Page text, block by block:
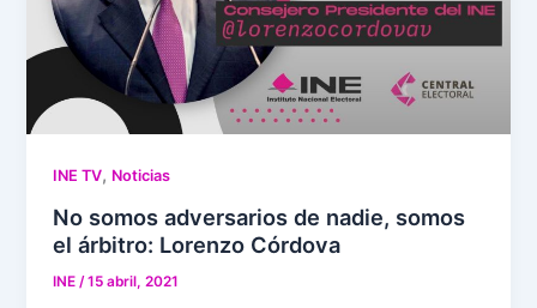
INE TV, Noticias
No somos adversarios de nadie, somos
el árbitro: Lorenzo Córdova
INE/15 abril, 2021